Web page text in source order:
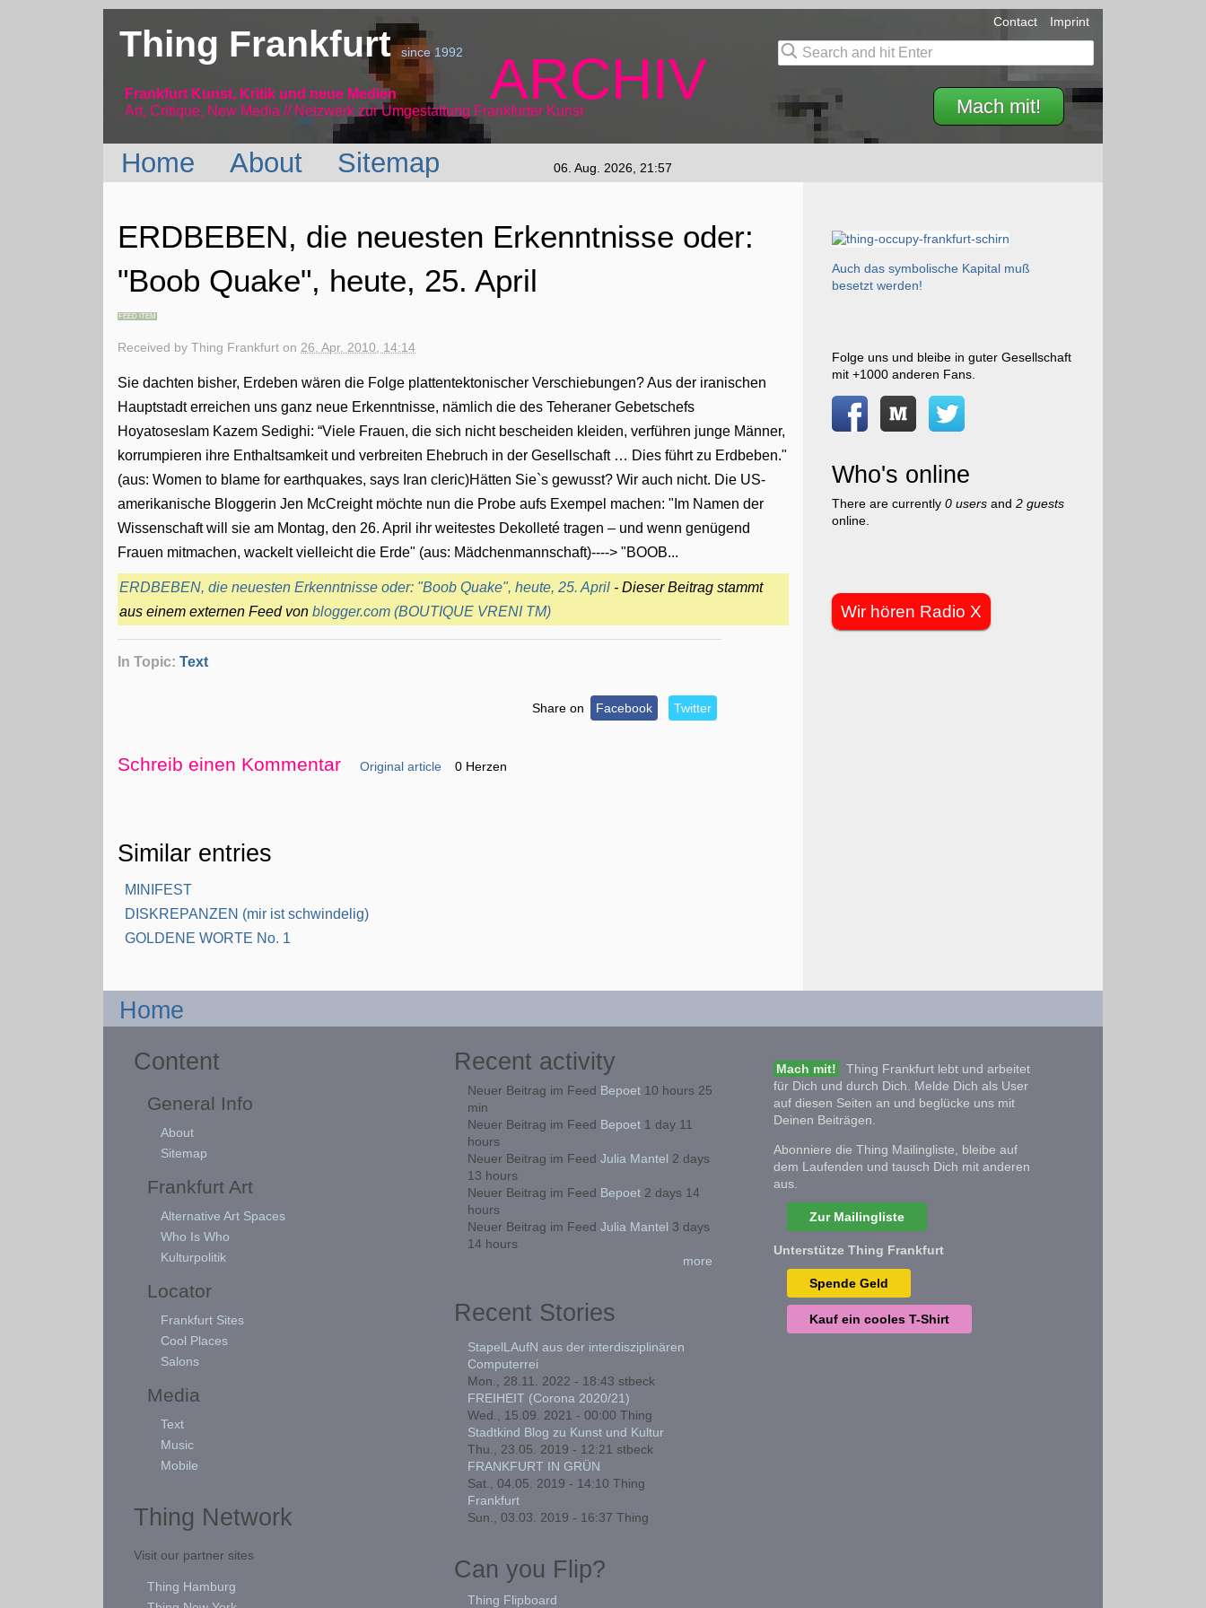
Thing Frankfurtsince 1992
Frankfurt Kunst, Kritik und neue Medien
Art, Critique, New Media // Netzwerk
ARCHIV
zur Umgestaltung Frankfurter Kunst Mach mit!
Contact Imprint
Home About Sitemap 06. Aug. 2026, 21:57
ERDBEBEN, die neuesten Erkenntnisse oder:
"Boob Quake", heute, 25. April
FEED ITEM
Received byThing Frankfurt on26. Apr. 2010, 14:14
Sie dachten bisher, Erdeben wären die Folge plattentektonischer Verschiebungen? Aus der iranischen
Hauptstadt erreichen uns ganz neue Erkenntnisse, nämlich die des Teheraner Gebetschefs
Hoyatoseslam Kazem Sedighi: “Viele Frauen, die sich nicht bescheiden kleiden, verführen junge Männer,
korrumpieren ihre Enthaltsamkeit und verbreiten Ehebruch in der Gesellschaft … Dies führt zu Erdbeben."
(aus: Women to blame for earthquakes, says Iran cleric)Hätten Sie`s gewusst? Wir auch nicht. Die US-
amerikanische Bloggerin Jen McCreight möchte nun die Probe aufs Exempel machen: "Im Namen der
Wissenschaft will sie am Montag, den 26. April ihr weitestes Dekolleté tragen – und wenn genügend
Frauen mitmachen, wackelt vielleicht die Erde" (aus: Mädchenmannschaft)----> "BOOB...
ERDBEBEN, die neuesten Erkenntnisse oder: "Boob Quake", heute, 25. April - Dieser Beitrag stammt
aus einem externen Feed vonblogger.com (BOUTIQUE VRENI TM)
In Topic:Text
Share on Facebook Twitter
Schreib einen Kommentar Original article 0 Herzen
Similar entries
MINIFEST
DISKREPANZEN (mir ist schwindelig)
GOLDENE WORTE No. 1
Auch das symbolische Kapital muß
besetzt werden!
Folge uns und bleibe in guter Gesellschaft
mit +1000 anderen Fans.
Who's online
There are currently 0 usersand 2 guests
online.
Wir hören Radio X
Home
Content
General Info
About
Sitemap
Frankfurt Art
Alternative Art Spaces
Who Is Who
Kulturpolitik
Locator
Frankfurt Sites
Cool Places
Salons
Media
Text
Music
Mobile
Thing Network
Visit our partner sites
Thing Hamburg
Recent activity
Neuer Beitrag im Feed Bepoet10 hours 25
min
Neuer Beitrag im Feed Bepoet1 day 11
hours
Neuer Beitrag im Feed Julia Mantel 2 days
13 hours
Neuer Beitrag im Feed Bepoet2 days 14
hours
Neuer Beitrag im Feed Julia Mantel 3 days
14 hours
more
Recent Stories
StapelLAufN aus der interdisziplinären
Computerrei
Mon., 28.11. 2022 - 18:43 stbeck
FREIHEIT (Corona 2020/21)
Wed., 15.09. 2021 - 00:00 Thing
Stadtkind Blog zu Kunst und Kultur
Thu., 23.05. 2019 - 12:21 stbeck
FRANKFURT IN GRÜN
Sat., 04.05. 2019 - 14:10 Thing
Frankfurt
Sun., 03.03. 2019 - 16:37 Thing
Can you Flip?
Thing Flipboard
Mach mit!
Thing Frankfurt lebt und arbeitet
für Dich und durch Dich. Melde Dich als User
auf diesen Seiten an und beglücke uns mit
Deinen Beiträgen.
Abonniere die Thing Mailingliste, bleibe auf
dem Laufenden und tausch Dich mit anderen
aus.
Zur Mailingliste
Unterstütze Thing Frankfurt
Spende Geld
Kauf ein cooles T-Shirt